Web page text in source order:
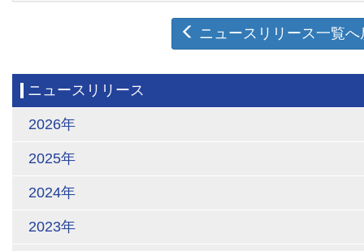
ニュースリリース一覧へ
ニュースリリース
2026年
2025年
2024年
2023年